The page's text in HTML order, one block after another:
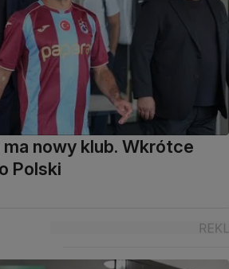
ma nowy klub. Wkrótce
Polski